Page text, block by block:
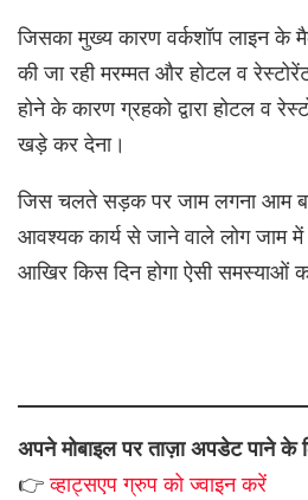
जिसका मुख्य कारण वर्कशॉप लाइन के
की जा रही मरम्मत और होटल व
होने के कारण ग्रहको द्वारा होटल व
खड़े कर देना।
जिस चलते सड़क पर जाम लगना आम
आवश्यक कार्य से जाने वाले लोग
आखिर किस दिन होगा ऐसी समस्याओं
अपने मोबाइल पर ताज़ा अपडेट पाने के
👉व्हाट्सएपग्रुप कोज्वाइन करें